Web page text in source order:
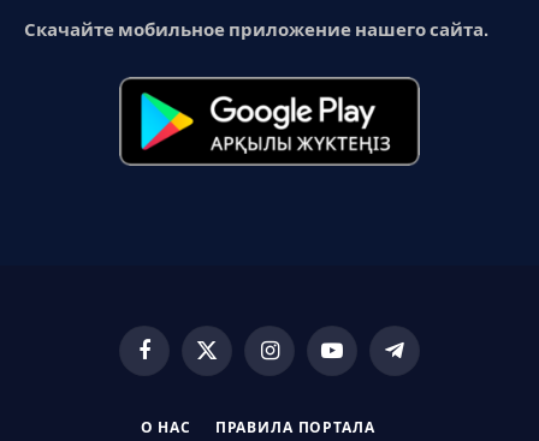
Скачайте мобильное приложение нашего сайта.
Facebook
X
InstagramYouTubeTelegram
О НАС ПРАВИЛА ПОРТАЛА